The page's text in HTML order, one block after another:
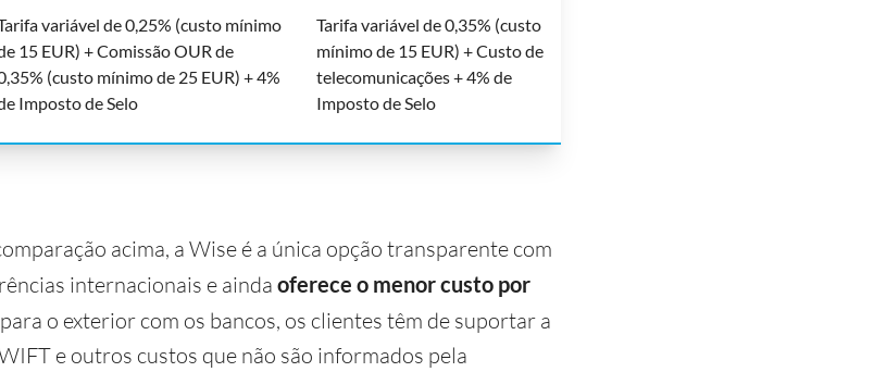
variável de 0,25% (custo mínimo
15 EUR) + Comissão OUR de
(custo mínimo de 25 EUR) + 4%
Imposto de Selo
Tarifa variável de 0,35% (custo
mínimo de 15 EUR) + Custo de
telecomunicações + 4% de
Imposto de Selo
acima, a Wise é a única opção transparente com
internacionais e ainda oferece o menor custo por
o exterior com os bancos, os clientes têm de suportar a
e outros custos que não são informados pela